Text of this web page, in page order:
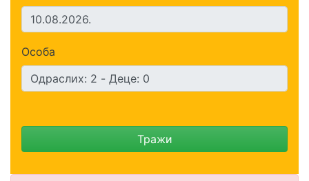
Особа
Тражи